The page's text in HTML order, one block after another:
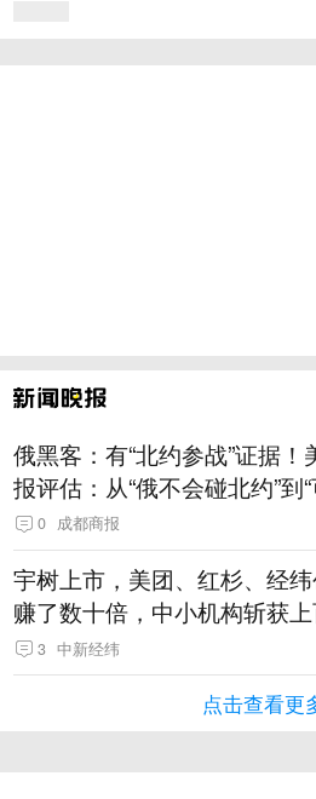
俄黑客：有“北约参战”证据！
报评估：从“俄不会碰北约”到
发动有限攻击”
0 成都商报
宇树上市，美团、红杉、经
赚了数十倍，中小机构斩获
3 中新经纬
点击查看更